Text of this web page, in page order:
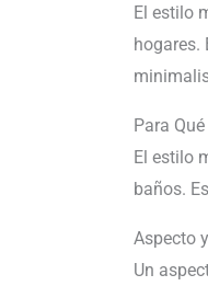
El estilo
hogares.
Para
El estilo
baños.
Aspecto
Un